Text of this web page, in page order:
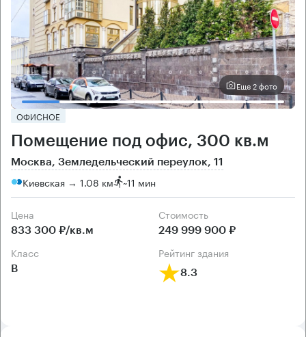
Еще 2 фото
ОФИСНОЕ
Помещение под офис, 300 кв.м
Москва, Земледельческий переулок, 11
Киевская → 1.08 км ~11 мин
Цена
833 300 ₽/кв.м
Cтоимость
249 999 900 ₽
класс
B
рейтинг здания
8.3